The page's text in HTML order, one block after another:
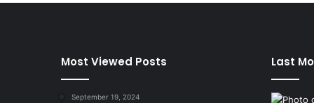
Most Viewed Posts
September 19, 2024
Last